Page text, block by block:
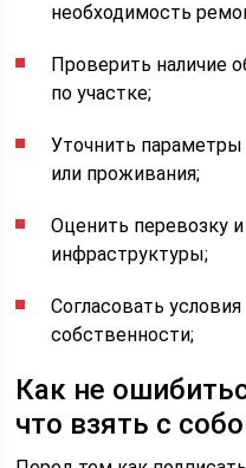
необходимость
Проверить наличие
по участке;
Уточнить
или проживания;
Оценить перевозку
инфраструктуры;
Согласовать
собственности;
Как не
что взять с